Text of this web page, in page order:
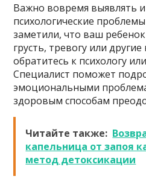
Важно вовремя выявлять
психологические
заметили, что ваш
грусть, тревогу или
обратитесь к психологу
Специалист поможет
эмоциональными
здоровым способам
Читайте также:
капельница от запоя
метод детоксикации